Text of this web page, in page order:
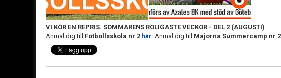
VI KÖR EN REPRIS. SOMMARENS ROLIGASTE VECKOR - DEL 2 (AUGUSTI)
Anmäl dig till Fotbollsskola nr 2 här. Anmäl dig till Majorna Summercamp nr 2